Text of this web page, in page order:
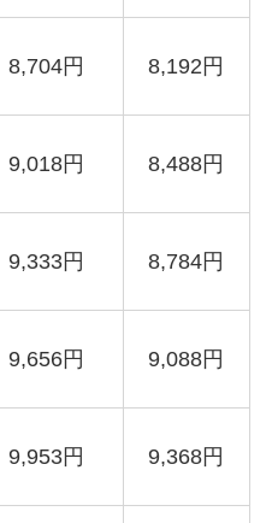
8,704円 8,192円
9,018円 8,488円
9,333円 8,784円
9,656円 9,088円
9,953円 9,368円